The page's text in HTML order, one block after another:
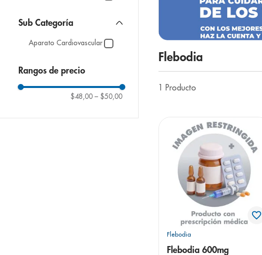
Aparato Cardiovascular
Rangos de precio
$48,00 – $50,00
Flebodia
1 Producto
Flebodia
Flebodia 600mg
cerave
nivea
7. bioderma